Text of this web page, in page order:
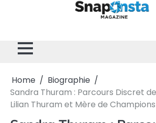
Home
Biographie
Sandra Thuram : Parcours Discret
Lilian Thuram et Mère de Champions